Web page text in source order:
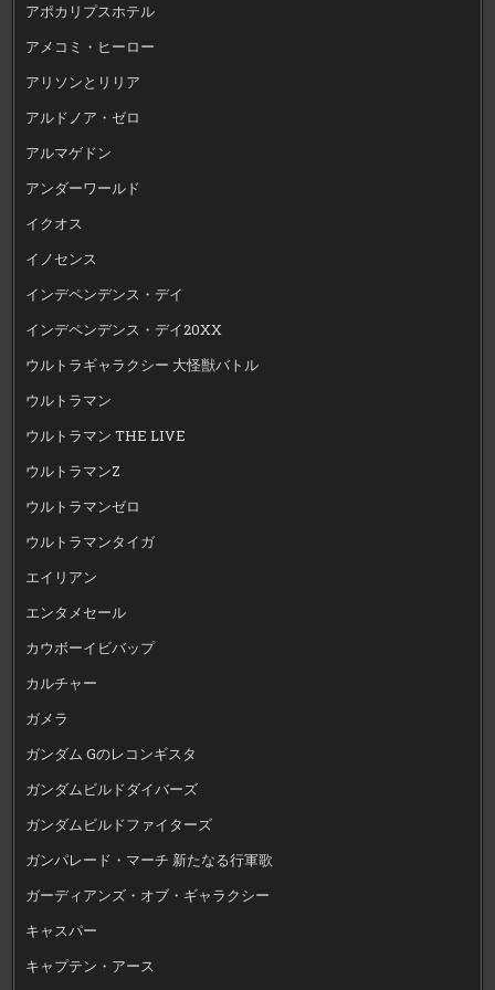
アポカリプスホテル
アメコミ・ヒーロー
アリソンとリリア
アルドノア・ゼロ
アルマゲドン
アンダーワールド
イクオス
イノセンス
インデペンデンス・デイ
インデペンデンス・デイ20XX
ウルトラギャラクシー 大怪獣バトル
ウルトラマン
ウルトラマン THE LIVE
ウルトラマンZ
ウルトラマンゼロ
ウルトラマンタイガ
エイリアン
エンタメセール
カウボーイビバップ
カルチャー
ガメラ
ガンダム Gのレコンギスタ
ガンダムビルドダイバーズ
ガンダムビルドファイターズ
ガンパレード・マーチ 新たなる行軍歌
ガーディアンズ・オブ・ギャラクシー
キャスパー
キャプテン・アース